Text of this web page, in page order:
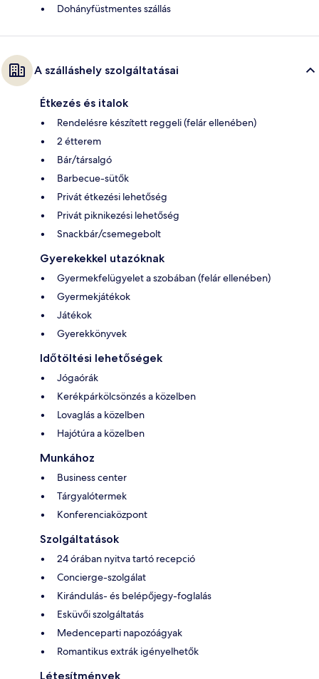
Dohányfüstmentes szállás
A szálláshely szolgáltatásai
Étkezés és italok
Rendelésre készített reggeli (felár ellenében)
2 étterem
Bár/társalgó
Barbecue-sütők
Privát étkezési lehetőség
Privát piknikezési lehetőség
Snackbár/csemegebolt
Gyerekekkel utazóknak
Gyermekfelügyelet a szobában (felár ellenében)
Gyermekjátékok
Játékok
Gyerekkönyvek
Időtöltési lehetőségek
Jógaórák
Kerékpárkölcsönzés a közelben
Lovaglás a közelben
Hajótúra a közelben
Munkához
Business center
Tárgyalótermek
Konferenciaközpont
Szolgáltatások
24 órában nyitva tartó recepció
Concierge-szolgálat
Kirándulás- és belépőjegy-foglalás
Esküvői szolgáltatás
Medenceparti napozóágyak
Romantikus extrák igényelhetők
Létesítmények